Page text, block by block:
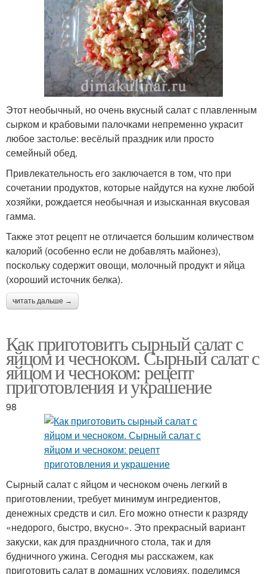
Этот необычный, но очень вкусный салат с плавленным
сырком и крабовыми палочками непременно украсит
любое застолье: весёлый праздник или просто
семейный обед.
Привлекательность его заключается в том, что при
сочетании продуктов, которые найдутся на кухне любой
хозяйки, рождается необычная и изысканная вкусовая
гамма.
Также этот рецепт не отличается большим количеством
калорий (особенно если не добавлять майонез),
поскольку содержит овощи, молочный продукт и яйца
(хороший источник белка).
читать дальше →
Как приготовить сырный салат с
яйцом и чесноком. Сырный салат с
яйцом и чесноком: рецепт
приготовления и украшение
98
Сырный салат с яйцом и чесноком очень легкий в
приготовлении, требует минимум ингредиентов,
денежных средств и сил. Его можно отнести к разряду
«недорого, быстро, вкусно». Это прекрасный вариант
закуски, как для праздничного стола, так и для
будничного ужина. Сегодня мы расскажем, как
приготовить салат в домашних условиях, поделимся